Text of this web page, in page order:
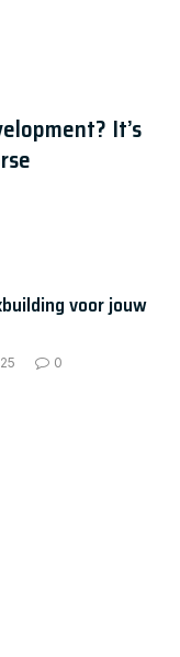
It’s
voor jouw
0